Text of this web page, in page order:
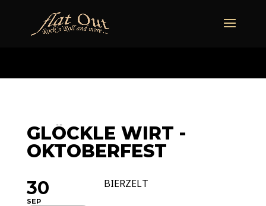
GLÖCKLE WIRT -
OKTOBERFEST
30
SEP
BIERZELT